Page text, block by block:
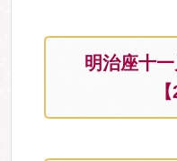
明治座十